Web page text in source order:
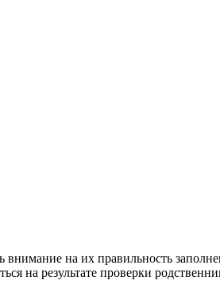
на их правильность
на результате проверки